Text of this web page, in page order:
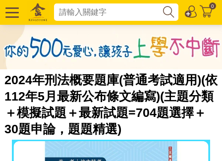
0
2024年刑法概要題庫(普通考試適用)(依
112年5月最新公布條文編寫)(主題分類
＋模擬試題＋最新試題=704題選擇＋
30題申論，題題精選)